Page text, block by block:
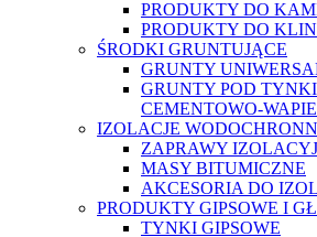
PRODUKTY DO
PRODUKTY DO
ŚRODKI GRUNTUJĄCE
GRUNTY
GRUNTY POD
CEMENTOWO-
IZOLACJE
ZAPRAWY
MASY BITUMICZNE
AKCESORIA DO
PRODUKTY GIPSOWE I
TYNKI GIPSOWE